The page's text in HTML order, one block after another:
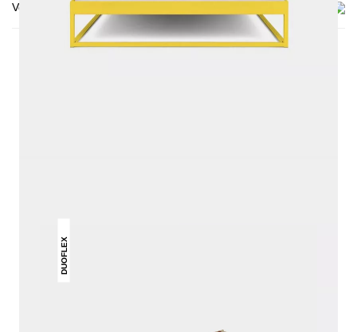
Versand & Lieferung
DUOFLEX